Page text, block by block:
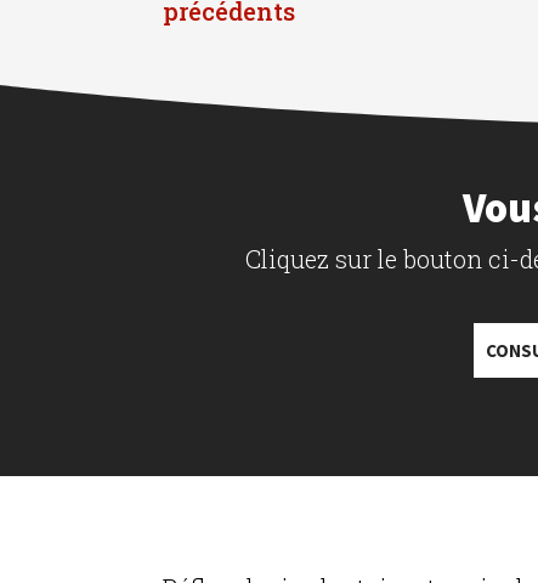
Cliquez sur le bouton ci-